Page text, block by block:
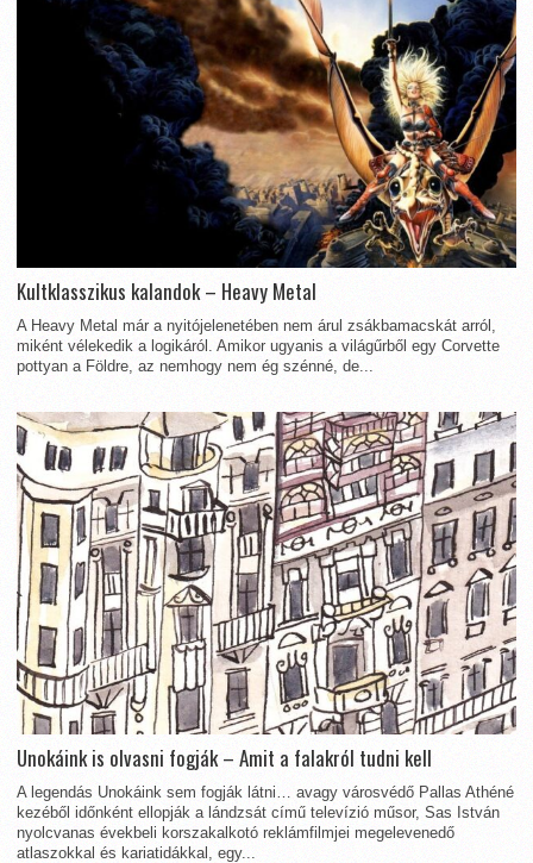
Kultklasszikus kalandok – Heavy Metal
A Heavy Metal már a nyitójelenetében nem árul zsákbamacskát arról,
miként vélekedik a logikáról. Amikor ugyanis a világűrből egy Corvette
pottyan a Földre, az nemhogy nem ég szénné, de...
Unokáink is olvasni fogják – Amit a falakról tudni kell
A legendás Unokáink sem fogják látni… avagy városvédő Pallas Athéné
kezéből időnként ellopják a lándzsát című televízió műsor, Sas István
nyolcvanas évekbeli korszakalkotó reklámfilmjei megelevenedő
atlaszokkal és kariatidákkal, egy...